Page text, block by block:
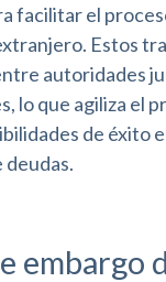
facilitar el
Estos
autoridades
lo que agiliza el
de éxito
embargo